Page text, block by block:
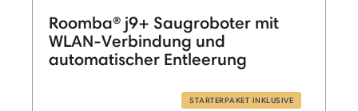
Roomba® j9+ Saugroboter mit
WLAN-Verbindung und
automatischer Entleerung
STARTERPAKET INKLUSIVE